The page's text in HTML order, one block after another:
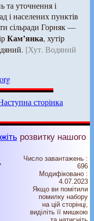
та уточнення і
і населених пунктів
сільради Горняк —
Кам’янка, хутір
[Хут. Водяний
сторінка
розвитку нашого
Число завантажень :
696
Модифіковано :
4.07.2023
Якщо ви помітили
помилку набору
на цiй сторiнцi,
видiлiть її мишкою